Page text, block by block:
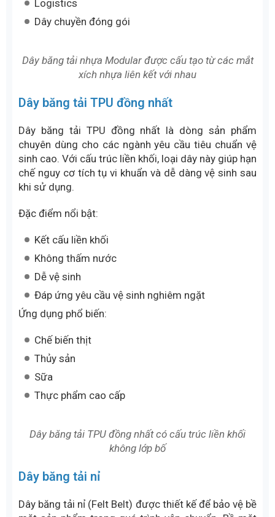
Dây băng tải lưới Inox được sử dụng trong các hệ
thống cần thoát nước
Dây băng tải nhựa modular
Dây băng tải modular được cấu tạo từ các mắt xích
nhựa liên kết với nhau. Thiết kế này giúp việc thay
thế hoặc bảo trì trở nên đơn giản hơn so với các loại
dây băng tải liền khối.
Đặc điểm nổi bật:
Dễ thay thế từng đoạn
Chịu nước tốt
Hoạt động ổn định
Phù hợp với hệ thống tự động
Ứng dụng phổ biến:
Đồ uống
Nước giải khát
Chế biến thực phẩm
Logistics
Dây chuyền đóng gói